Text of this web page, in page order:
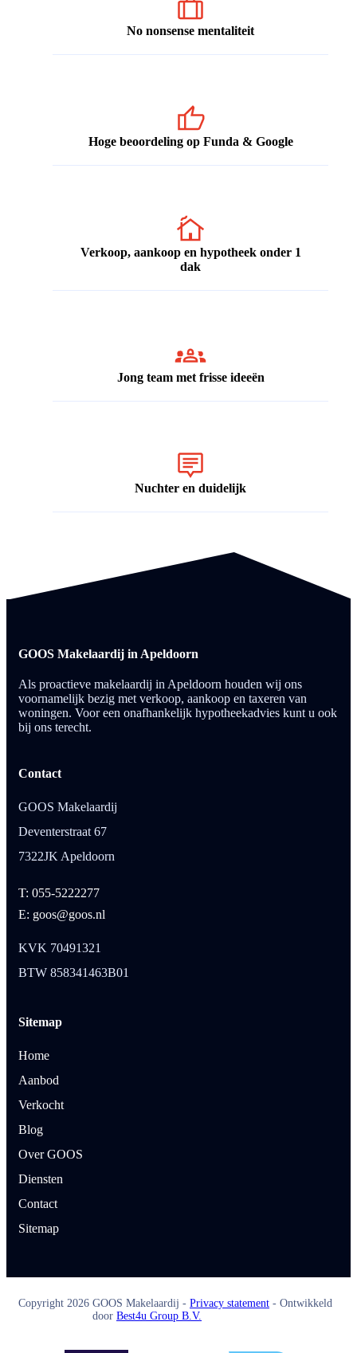
No nonsense mentaliteit
Hoge beoordeling op Funda & Google
Verkoop, aankoop en hypotheek onder 1
dak
Jong team met frisse ideeën
Nuchter en duidelijk
GOOS Makelaardij in Apeldoorn
Als proactieve makelaardij in Apeldoorn houden wij ons
voornamelijk bezig met verkoop, aankoop en taxeren van
woningen. Voor een onafhankelijk hypotheekadvies kunt u ook
bij ons terecht.
Contact
GOOS Makelaardij
Deventerstraat 67
7322JK Apeldoorn
T: 055-5222277
E: goos@goos.nl
KVK 70491321
BTW 858341463B01
Sitemap
Home
Aanbod
Verkocht
Blog
Over GOOS
Diensten
Contact
Sitemap
Copyright 2026 GOOS Makelaardij - Privacy statement - Ontwikkeld
door Best4u Group B.V.